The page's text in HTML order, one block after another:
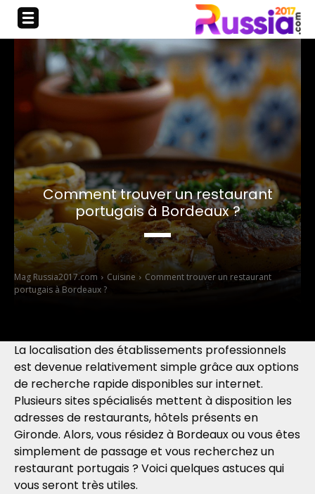
Comment trouver un restaurant
portugais à Bordeaux ?
Mag Russia2017.com Cuisine
Comment trouver un restaurant
portugais à Bordeaux ?
La localisation des établissements professionnels
est devenue relativement simple grâce aux options
de recherche rapide disponibles sur internet.
Plusieurs sites spécialisés mettent à disposition les
adresses de restaurants, hôtels présents en
Gironde. Alors, vous résidez à Bordeaux ou vous êtes
simplement de passage et vous recherchez un
restaurant portugais ? Voici quelques astuces qui
vous seront très utiles.